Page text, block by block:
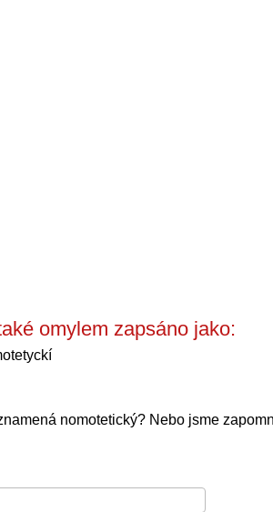
omylem zapsáno jako:
nomotetický? Nebo jsme